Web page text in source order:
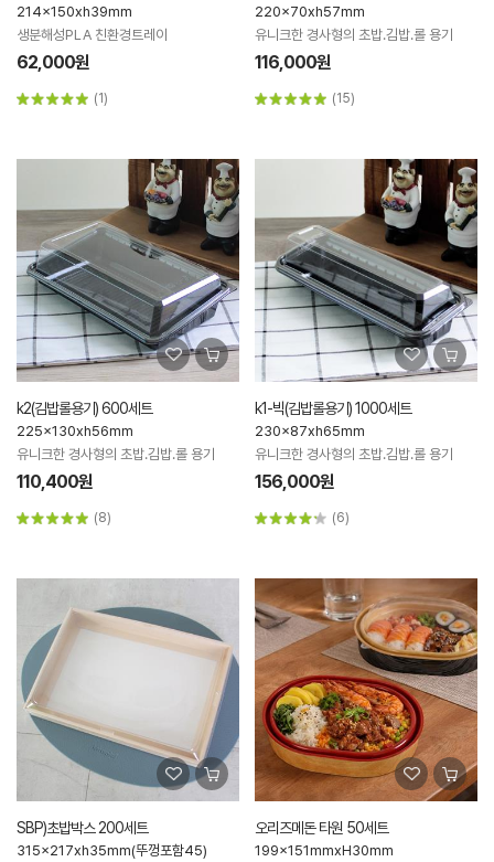
214x150xh39mm
생분해성PLA 친환경트레이
62,000원
(1)
220x70xh57mm
유니크한 경사형의 초밥.김밥.롤 용기
116,000원
(15)
k2(김밥롤용기) 600세트
225x130xh56mm
유니크한 경사형의 초밥.김밥.롤 용기
110,400원
(8)
k1-빅(김밥롤용기) 1000세트
230x87xh65mm
유니크한 경사형의 초밥.김밥.롤 용기
156,000원
(6)
SBP)초밥박스 200세트
315x217xh35mm(뚜껑포함45)
오리즈메돈 타원 50세트
199x151mmxH30mm